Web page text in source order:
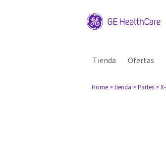
Tienda Ofertas
Home > tienda > Partes >